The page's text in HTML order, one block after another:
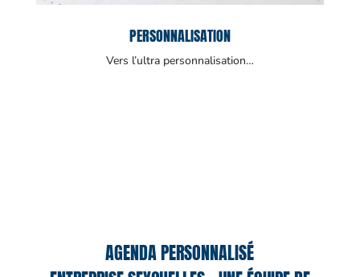
PERSONNALISATION
Vers l’ultra personnalisation…
AGENDA PERSONNALISÉ